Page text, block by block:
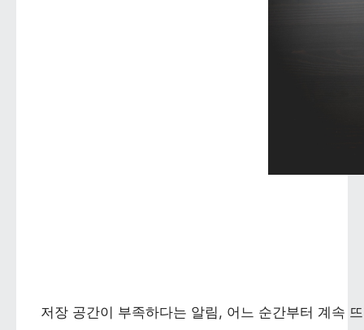
저장 공간이 부족하다는 알림, 어느 순간부터 계속